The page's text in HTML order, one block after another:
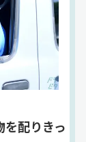
配りきっ